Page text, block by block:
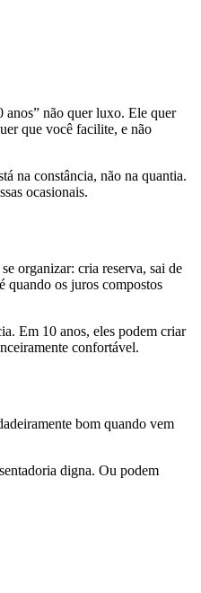
anos” não quer luxo. Ele quer
que você facilite, e não
na constância, não na quantia.
ocasionais.
organizar: cria reserva, sai de
quando os juros compostos
Em 10 anos, eles podem criar
confortável.
bom quando vem
digna. Ou podem